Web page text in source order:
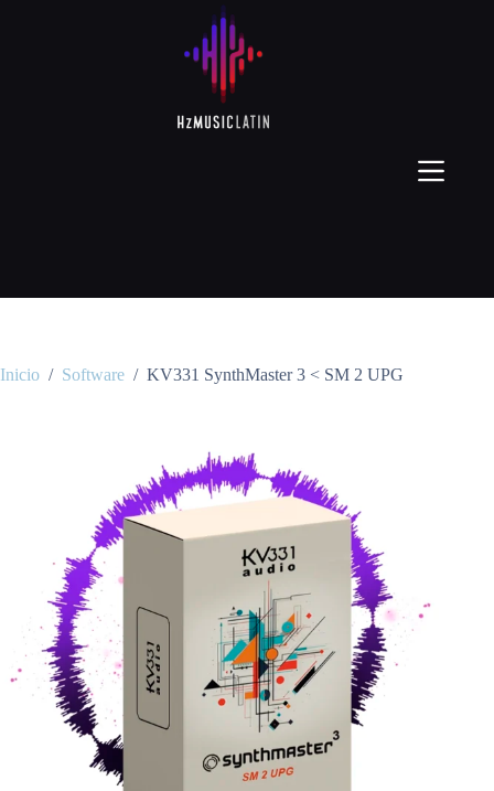
Inicio / Software / KV331 SynthMaster 3 < SM 2 UPG